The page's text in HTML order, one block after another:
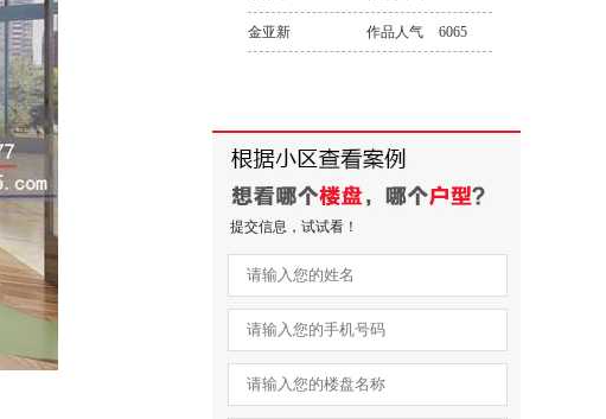
6065
金亚新 作品人气
提交信息，试试看！